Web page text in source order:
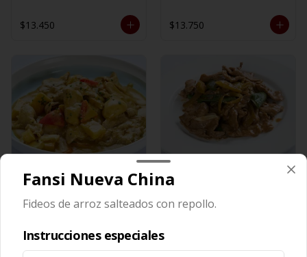
$13.450 $13.750
Cerdo Curry
$13.450
Cerdo Mongoliano
Fansi Nueva China
Fideos de arroz salteados con repollo.
Instrucciones especiales